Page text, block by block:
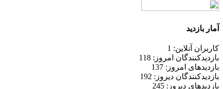
آمار بازدید
کاربران آنلاین: 1
بازدیدکنندگان امروز: 118
بازدیدهای امروز: 137
بازدیدکنندگان دیروز: 192
بازدیدهای دیروز: 245